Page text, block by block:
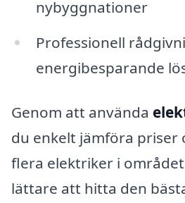
nybyggnationer
Professionell
energibesparande
Genom att använda
du enkelt jämföra priser
flera elektriker i
lättare att hitta den